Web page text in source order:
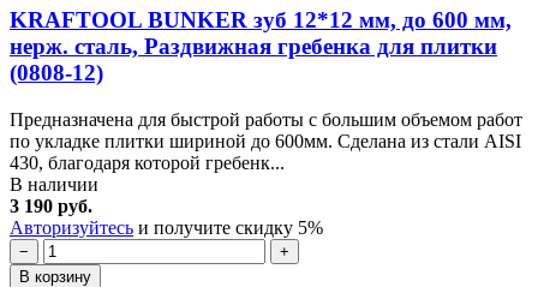
KRAFTOOL BUNKER зуб 12*12 мм, до 600 мм,
нерж. сталь, Раздвижная гребенка для плитки
(0808-12)
Предназначена для быстрой работы с большим объемом работ
по укладке плитки шириной до 600мм. Сделана из стали AISI
430, благодаря которой гребенк...
В наличии
3 190 руб.
Авторизуйтесь и получите скидку 5%
−
+
В корзину